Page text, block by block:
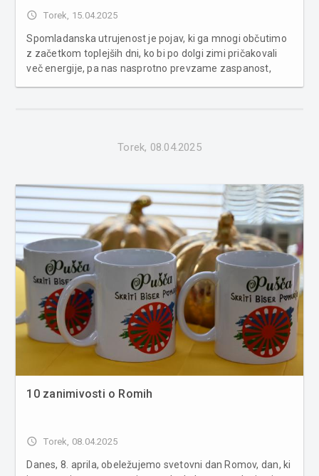
access_time Torek, 15.04.2025
Spomladanska utrujenost je pojav, ki ga mnogi občutimo
z začetkom toplejših dni, ko bi po dolgi zimi pričakovali
več energije, pa nas nasprotno prevzame zaspanost,
Torek, 08.04.2025
10 zanimivosti o Romih
access_time Torek, 08.04.2025
Danes, 8. aprila, obeležujemo svetovni dan Romov, dan, ki